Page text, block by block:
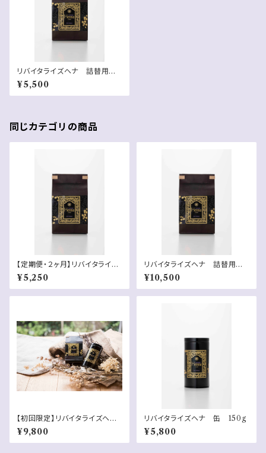
リバイタライズヘナ 詰替用
袋 150g
¥5,500
同じカテゴリの商品
【定期便・２ヶ月】リバイタライズ
ヘナ 詰替用
¥5,250
リバイタライズヘナ 詰替用セッ
ト 袋 150g x2
¥10,500
【初回限定】リバイタライズヘ
ナ 缶＋詰替用袋セット 150g
x2
¥9,800
リバイタライズヘナ 缶 150g
¥5,800